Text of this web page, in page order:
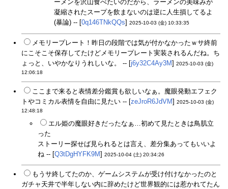
ーメンを沢山食べたいのだから、ラーメンの美味みが
凝縮されたスープを飲まないのは逆に人生損してるよ
(暴論) -- [0q146TNkQQs] 2025-10-03 (金) 10:33:35
メモリープレート！昨日の段階では気が付かなかったｗサ終前
にこそこそ保存してたけどメモリープレート実装されるんだね。ち
ょっと、いやかなりうれしいな。 -- [j6y32C4Ay3M] 2025-10-03 (金)
12:06:18
ここまで来ると表情差分鑑賞も欲しいなぁ。魔眼発動エフェク
トやコミカル表情を自由に見たい -- [zeJroR6JdVM] 2025-10-03 (金)
12:48:18
エル姫の魔眼好きだったなぁ…初めて見たときは鳥肌立
った
ストーリー探せば見られるとは言え、差分集あってもいいよ
ね -- [Q3tDgHYFK9M] 2025-10-04 (土) 20:34:26
もうサ終してたのか、ゲームシステムが受け付けなかったのと
ガチャ天井で半年しない内に辞めたけど世界観的には惹かれてたん